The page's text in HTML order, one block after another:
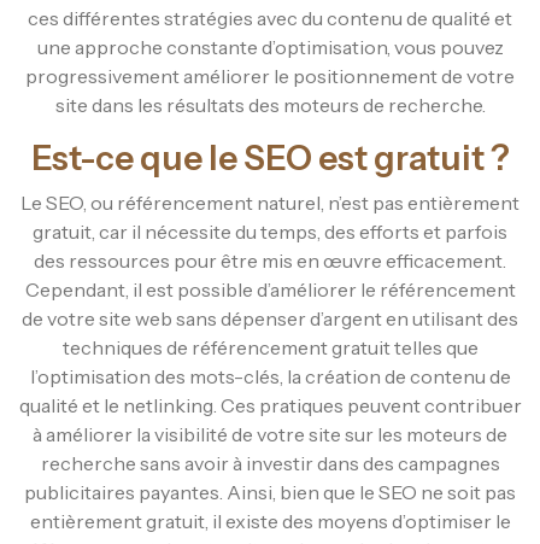
ces différentes stratégies avec du contenu de qualité et
une approche constante d’optimisation, vous pouvez
progressivement améliorer le positionnement de votre
site dans les résultats des moteurs de recherche.
Est-ce que le SEO est gratuit ?
Le SEO, ou référencement naturel, n’est pas entièrement
gratuit, car il nécessite du temps, des efforts et parfois
des ressources pour être mis en œuvre efficacement.
Cependant, il est possible d’améliorer le référencement
de votre site web sans dépenser d’argent en utilisant des
techniques de référencement gratuit telles que
l’optimisation des mots-clés, la création de contenu de
qualité et le netlinking. Ces pratiques peuvent contribuer
à améliorer la visibilité de votre site sur les moteurs de
recherche sans avoir à investir dans des campagnes
publicitaires payantes. Ainsi, bien que le SEO ne soit pas
entièrement gratuit, il existe des moyens d’optimiser le